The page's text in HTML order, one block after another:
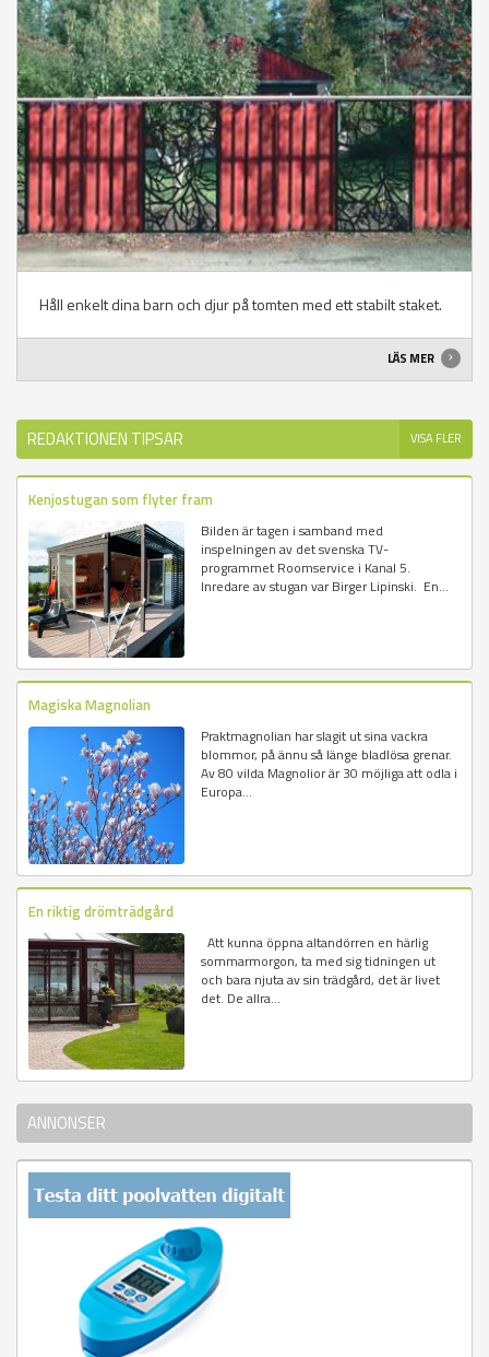
Håll enkelt dina barn och djur på tomten med ett stabilt staket.
LÄS MER
REDAKTIONEN TIPSAR VISA FLER
Kenjostugan som flyter fram
Bilden är tagen i samband med
inspelningen av det svenska TV-
programmet Roomservice i Kanal 5.
Inredare av stugan var Birger Lipinski. En...
Magiska Magnolian
Praktmagnolian har slagit ut sina vackra
blommor, på ännu så länge bladlösa grenar.
Av 80 vilda Magnolior är 30 möjliga att odla i
Europa...
En riktig drömträdgård
Att kunna öppna altandörren en härlig
sommarmorgon, ta med sig tidningen ut
och bara njuta av sin trädgård, det är livet
det. De allra...
ANNONSER